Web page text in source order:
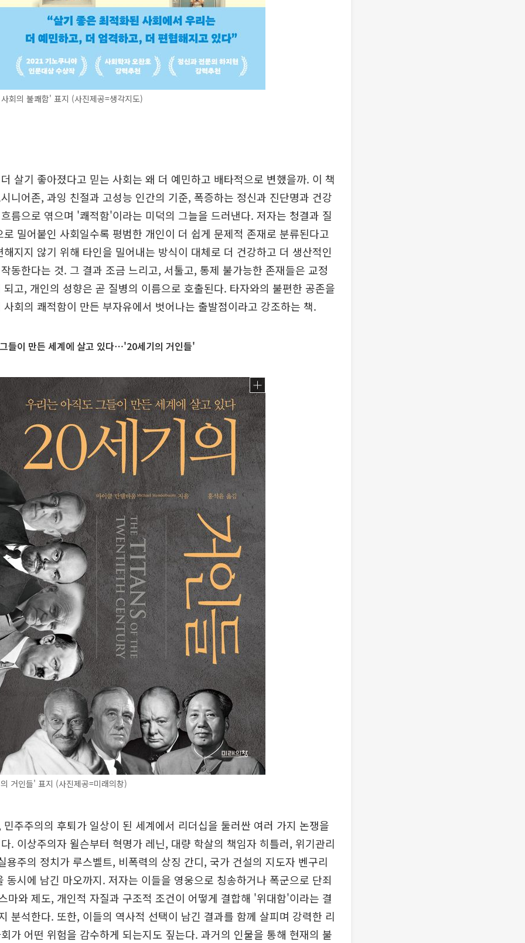
회의 불쾌함' 표지 (사진제공=생각지도)
살기 좋아졌다고 믿는 사회는 왜 더 예민하고 배타적으로 변했을까. 이 책
니어존, 과잉 친절과 고성능 인간의 기준, 폭증하는 정신과 진단명과 건강
름으로 엮으며 '쾌적함'이라는 미덕의 그늘을 드러낸다. 저자는 청결과 질
밀어붙인 사회일수록 평범한 개인이 더 쉽게 문제적 존재로 분류된다고
지지 않기 위해 타인을 밀어내는 방식이 대체로 더 건강하고 더 생산적인
동한다는 것. 그 결과 조금 느리고, 서툴고, 통제 불가능한 존재들은 교정
고, 개인의 성향은 곧 질병의 이름으로 호출된다. 타자와의 불편한 공존을
회의 쾌적함이 만든 부자유에서 벗어나는 출발점이라고 강조하는 책.
들이 만든 세계에 살고 있다⋯'20세기의 거인들'
거인들' 표지 (사진제공=미래의창)
주주의의 후퇴가 일상이 된 세계에서 리더십을 둘러싼 여러 가지 논쟁을
. 이상주의자 윌슨부터 혁명가 레닌, 대량 학살의 책임자 히틀러, 위기관리
용주의 정치가 루스벨트, 비폭력의 상징 간디, 국가 건설의 지도자 벤구리
동시에 남긴 마오까지. 저자는 이들을 영웅으로 칭송하거나 폭군으로 단죄
마와 제도, 개인적 자질과 구조적 조건이 어떻게 결합해 '위대함'이라는 결
분석한다. 또한, 이들의 역사적 선택이 남긴 결과를 함께 살피며 강력한 리
가 어떤 위험을 감수하게 되는지도 짚는다. 과거의 인물을 통해 현재의 불